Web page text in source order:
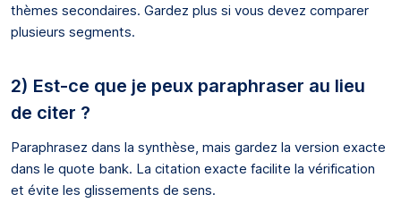
thèmes secondaires. Gardez plus si vous devez comparer
plusieurs segments.
2) Est-ce que je peux paraphraser au lieu
de citer ?
Paraphrasez dans la synthèse, mais gardez la version exacte
dans le quote bank. La citation exacte facilite la vérification
et évite les glissements de sens.